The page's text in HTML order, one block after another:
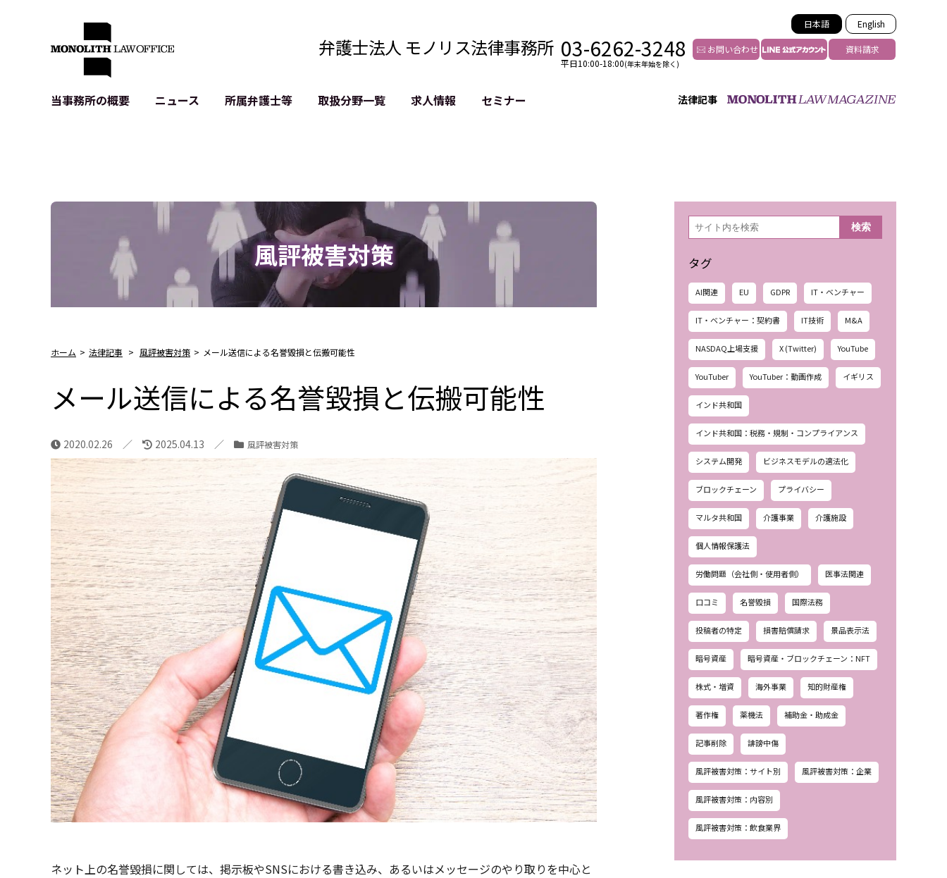
日本語 English
弁護士法人 モノリス法律事務所 03-6262-3248
平日10:00-18:00(年末年始を除く)
お問い合わせ 資料請求
法律記事
当事務所の概要 ニュース 所属弁護士等 取扱分野一覧
生成AI関連法務
記事・LPの薬機法等チェック
D2C等の不正転売対策
サイバー犯罪の刑事告訴等
GDPR対応支援
リスティング汚染の削除対策
YouTube等SNSのM&A
求人情報 セミナー
風評被害対策
ホーム > 法律記事 > 風評被害対策 > メール送信による名誉毀損と伝搬可能性
メール送信による名誉毀損と伝搬可能性
2020.02.26 2025.04.13 風評被害対策
ネット上の名誉毀損に関しては、掲示板やSNSにおける書き込み、あるいはメッセージのやり取りを中心と
検
索 検索
タグ
AI関連 EU GDPR IT・ベンチャー
IT・ベンチャー：契約書 IT技術 M&A
NASDAQ上場支援 X (Twitter) YouTube
YouTuber YouTuber：動画作成 イギリス
インド共和国
インド共和国：税務・規制・コンプライアンス
システム開発 ビジネスモデルの適法化
ブロックチェーン プライバシー
マルタ共和国 介護事業 介護施設
個人情報保護法
労働問題（会社側・使用者側） 医事法関連
口コミ 名誉毀損 国際法務
投稿者の特定 損害賠償請求 景品表示法
暗号資産 暗号資産・ブロックチェーン：NFT
株式・増資 海外事業 知的財産権
著作権 薬機法 補助金・助成金
記事削除 誹謗中傷
風評被害対策：サイト別 風評被害対策：企業
風評被害対策：内容別
風評被害対策：飲食業界